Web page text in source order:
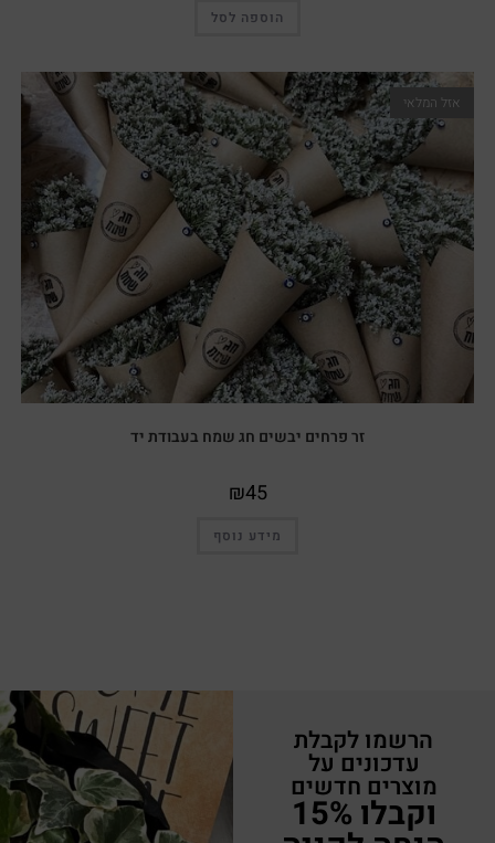
הוספה לסל
אזל המלאי
זר פרחים יבשים חג שמח בעבודת יד
₪45
מידע נוסף
הרשמו לקבלת
עדכונים על
מוצרים חדשים
וקבלו 15%